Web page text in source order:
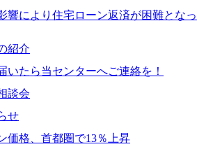
響により住宅ローン返済が困難となっ
紹介
いたら当センターへご連絡を！
談会
せ
価格、首都圏で13％上昇